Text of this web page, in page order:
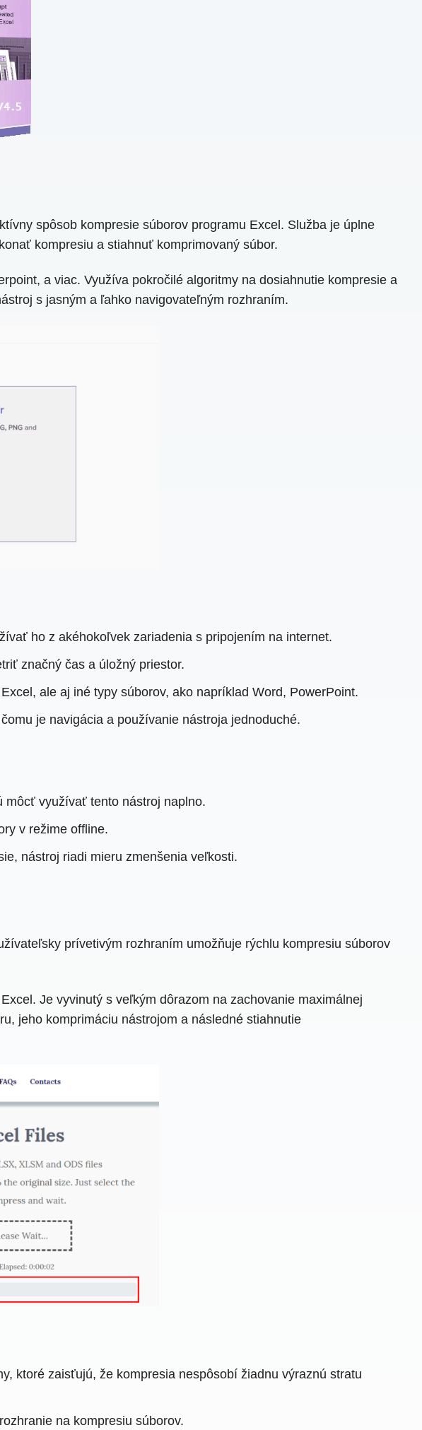
spôsob kompresie súborov programu Excel. Služba je úplne
kompresiu a stiahnuť komprimovaný súbor.
a viac. Využíva pokročilé algoritmy na dosiahnutie kompresie a
s jasným a ľahko navigovateľným rozhraním.
ho z akéhokoľvek zariadenia s pripojením na internet.
značný čas a úložný priestor.
ale aj iné typy súborov, ako napríklad Word, PowerPoint.
je navigácia a používanie nástroja jednoduché.
môcť využívať tento nástroj naplno.
v režime offline.
nástroj riadi mieru zmenšenia veľkosti.
prívetivým rozhraním umožňuje rýchlu kompresiu súborov
Je vyvinutý s veľkým dôrazom na zachovanie maximálnej
jeho komprimáciu nástrojom a následné stiahnutie
ktoré zaisťujú, že kompresia nespôsobí žiadnu výraznú stratu
na kompresiu súborov.